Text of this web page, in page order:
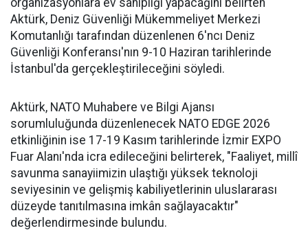
organizasyonlara ev sahipliği yapacağını belirten
Aktürk, Deniz Güvenliği Mükemmeliyet Merkezi
Komutanlığı tarafından düzenlenen 6'ncı Deniz
Güvenliği Konferansı'nın 9-10 Haziran tarihlerinde
İstanbul'da gerçekleştirileceğini söyledi.
Aktürk, NATO Muhabere ve Bilgi Ajansı
sorumluluğunda düzenlenecek NATO EDGE 2026
etkinliğinin ise 17-19 Kasım tarihlerinde İzmir EXPO
Fuar Alanı'nda icra edileceğini belirterek, "Faaliyet, millî
savunma sanayiimizin ulaştığı yüksek teknoloji
seviyesinin ve gelişmiş kabiliyetlerinin uluslararası
düzeyde tanıtılmasına imkân sağlayacaktır"
değerlendirmesinde bulundu.